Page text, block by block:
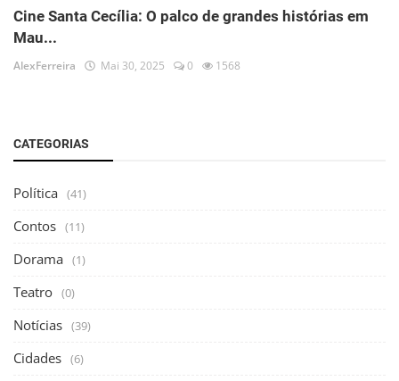
Cine Santa Cecília: O palco de grandes histórias em
Mau...
AlexFerreira Mai 30, 2025 0 1568
CATEGORIAS
Política (41)
Contos (11)
Dorama (1)
Teatro (0)
Notícias (39)
Cidades (6)